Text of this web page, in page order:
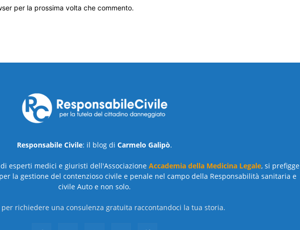
per la prossima volta che commento.
Responsabile Civile: il blog di Carmelo Galipò.
esperti medici e giuristi dell'Associazione Accademia della Medicina Legale, si prefigge
la gestione del contenzioso civile e penale nel campo della Responsabilità sanitaria e
civile Auto e non solo.
per richiedere una consulenza gratuita raccontandoci la tua storia.